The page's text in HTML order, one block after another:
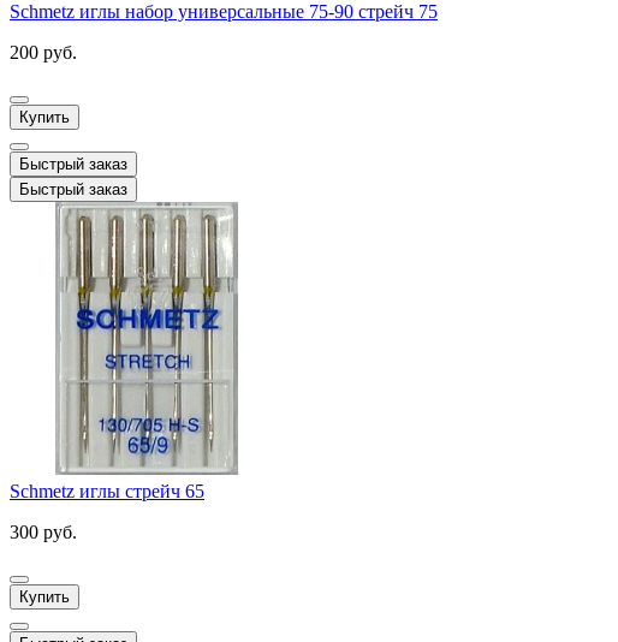
Schmetz иглы набор универсальные 75-90 стрейч 75
200 руб.
Купить
Быстрый заказ
Быстрый заказ
Schmetz иглы стрейч 65
300 руб.
Купить